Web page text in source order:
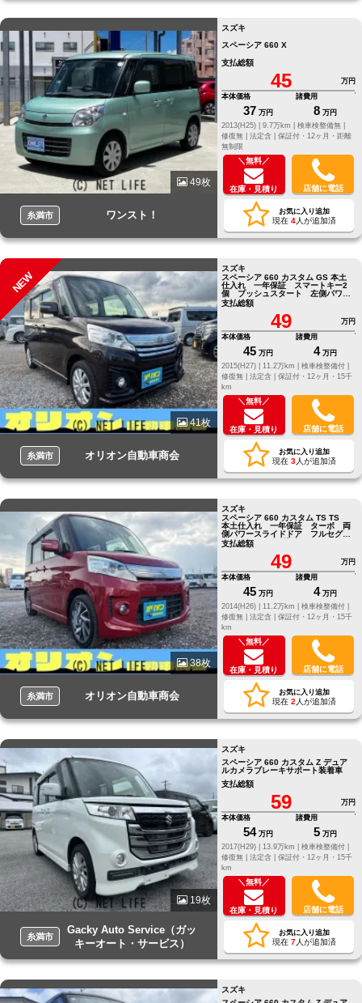
49枚
糸満市 ワンスト！
スズキ
スペーシア 660 X
支払総額
45
万円
本体価格
37 万円
諸費用
8 万円
2013(H25) |
9.7万km |
検車検整備無 |
修復無 | 法定含 | 保証付・12ヶ月・距離
無制限
＼無料／
在庫・見積り 店舗に電話
お気に入り追加
現在 4人が追加済
NEW
41枚
糸満市 オリオン自動車商会
スズキ
スペーシア 660 カスタム GS 本土
仕入れ 一年保証 スマートキー2
個 プッシュスタート 左側パワー
スライドドア
支払総額
49
万円
本体価格
45 万円
諸費用
4 万円
2015(H27) |
11.2万km |
検車検整備付 |
修復無 | 法定含 | 保証付・12ヶ月・15千
km
＼無料／
在庫・見積り 店舗に電話
お気に入り追加
現在 3人が追加済
38枚
糸満市 オリオン自動車商会
スズキ
スペーシア 660 カスタム TS TS
本土仕入れ 一年保証 ターボ 両
側パワースライドドア フルセグTV
ナビ Bluetooth接続
支払総額
49
万円
本体価格
45 万円
諸費用
4 万円
2014(H26) |
11.2万km |
検車検整備付 |
修復無 | 法定含 | 保証付・12ヶ月・15千
km
＼無料／
在庫・見積り 店舗に電話
お気に入り追加
現在 2 人が追加済
19枚
糸満市
Gacky Auto Service（ガッ
キーオート・サービス）
スズキ
スペーシア 660 カスタム Z デュア
ルカメラブレーキサポート装着車
支払総額
59
万円
本体価格
54 万円
諸費用
5 万円
2017(H29) |
13.9万km |
検車検整備付 |
修復無 | 法定含 | 保証付・12ヶ月・15千
km
＼無料／
在庫・見積り 店舗に電話
お気に入り追加
現在 7人が追加済
スズキ